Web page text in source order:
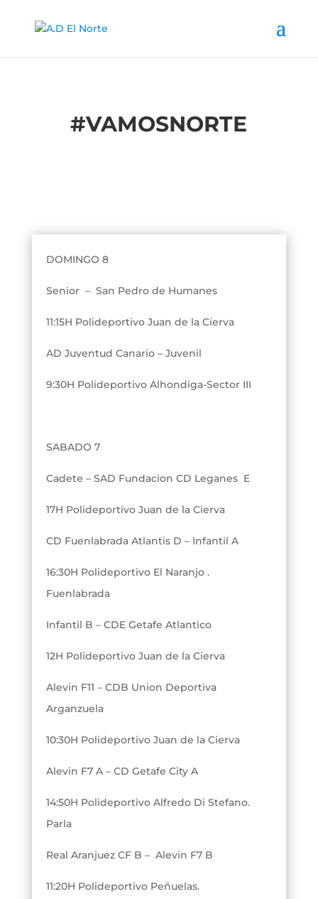
#VAMOSNORTE
DOMINGO 8
Senior – San Pedro de Humanes​
11:15H Polideportivo Juan de la Cierva
AD Juventud Canario – Juvenil
9:30H Polideportivo Alhondiga-Sector III
SABADO 7
Cadete – SAD Fundacion CD Leganes E
17H Polideportivo Juan de la Cierva
CD Fuenlabrada Atlantis D – Infantil A
16:30H Polideportivo El Naranjo .
Fuenlabrada
Infantil B – CDE Getafe Atlantico
12H Polideportivo Juan de la Cierva
Alevin F11 – CDB Union Deportiva
Arganzuela
10:30H Polideportivo Juan de la Cierva
Alevin F7 A – CD Getafe City A
14:50H Polideportivo Alfredo Di Stefano.
Parla
Real Aranjuez CF B – Alevin F7 B
11:20H Polideportivo Peñuelas.